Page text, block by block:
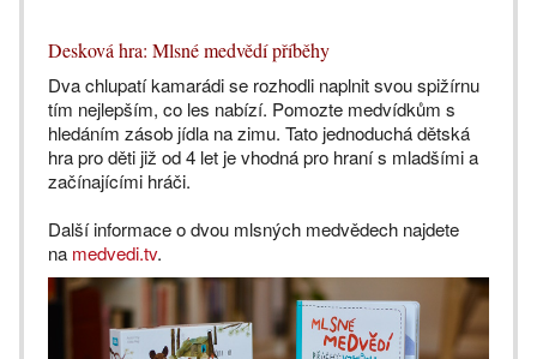
Desková hra: Mlsné medvědí příběhy
Dva chlupatí kamarádi se rozhodli naplnit svou spižírnu
tím nejlepším, co les nabízí. Pomozte medvídkům s
hledáním zásob jídla na zimu. Tato jednoduchá dětská
hra pro děti již od 4 let je vhodná pro hraní s mladšími a
začínajícími hráči.
Další informace o dvou mlsných medvědech najdete
na medvedi.tv.